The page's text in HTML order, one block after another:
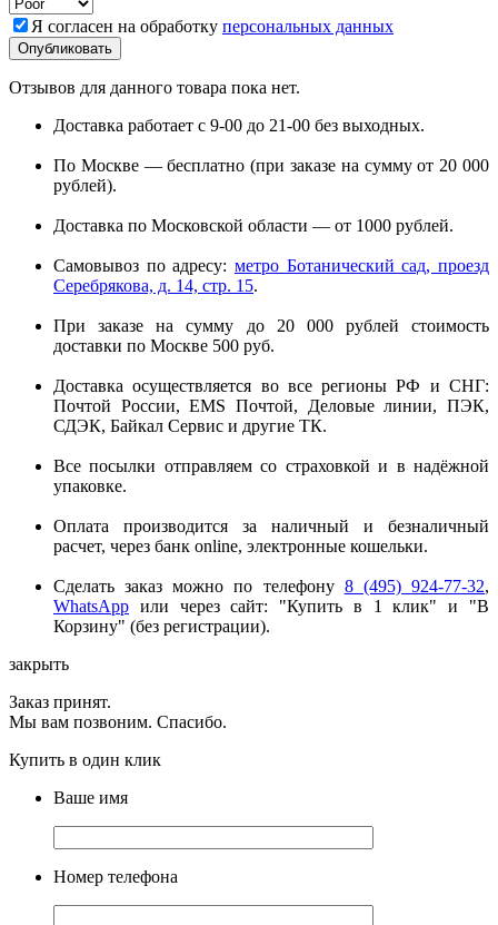
Я согласен на обработку персональных данных
Отзывов для данного товара пока нет.
Доставка работает с 9-00 до 21-00 без выходных.
По Москве — бесплатно (при заказе на сумму от 20 000
рублей).
Доставка по Московской области — от 1000 рублей.
Самовывоз по адресу: метро Ботанический сад, проезд
Серебрякова, д. 14, стр. 15.
При заказе на сумму до 20 000 рублей стоимость
доставки по Москве 500 руб.
Доставка осуществляется во все регионы РФ и СНГ:
Почтой России, EMS Почтой, Деловые линии, ПЭК,
СДЭК, Байкал Сервис и другие ТК.
Все посылки отправляем со страховкой и в надёжной
упаковке.
Оплата производится за наличный и безналичный
расчет, через банк online, электронные кошельки.
Сделать заказ можно по телефону 8 (495) 924-77-32,
WhatsApp или через сайт: "Купить в 1 клик" и "В
Корзину" (без регистрации).
закрыть
Заказ принят.
Мы вам позвоним. Спасибо.
Купить в один клик
Ваше имя
Номер телефона